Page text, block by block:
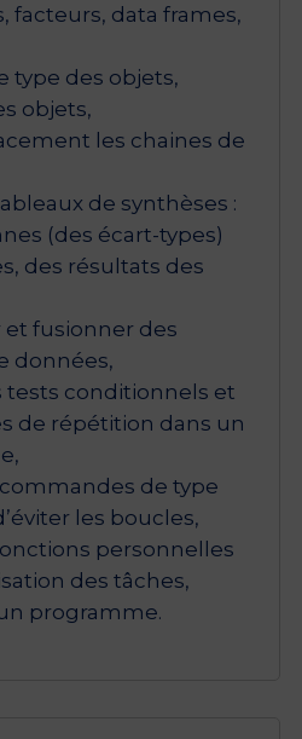
facteurs, data frames,
type des objets,
objets,
les chaines de
de synthèses :
(des écart-types)
des résultats des
et fusionner des
données,
tests conditionnels et
de répétition dans un
de type
les boucles,
personnelles
des tâches,
programme.